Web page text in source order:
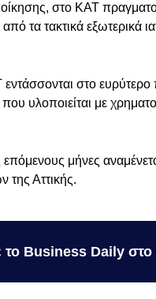
στο ΚΑΤ
τα τακτικά εξωτερικά
στο
υλοποιείται με
μήνες
Αττικής.
το Business Daily